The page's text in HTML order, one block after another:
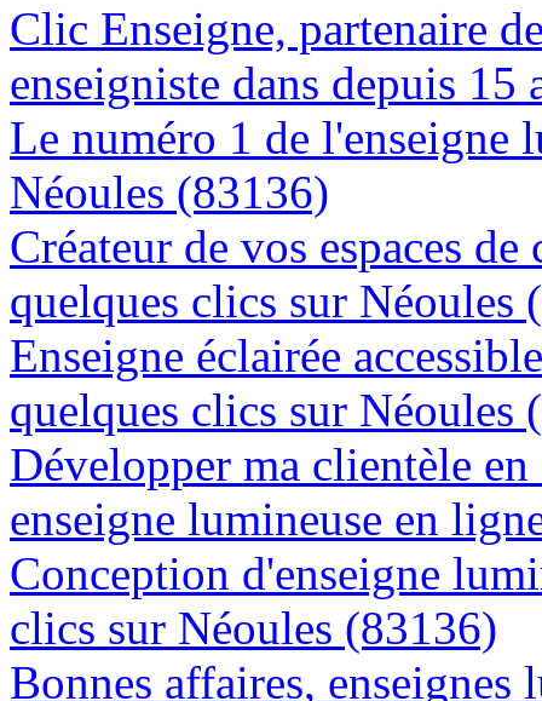
Clic Enseigne, partenaire
enseigniste dans depuis 15
Le numéro 1 de l'enseigne
Néoules (83136)
Créateur de vos espaces
quelques clics sur Néoules
Enseigne éclairée
quelques clics sur Néoules
Développer ma clientèle
enseigne lumineuse en
Conception d'enseigne
clics sur Néoules (83136)
Bonnes affaires, enseignes